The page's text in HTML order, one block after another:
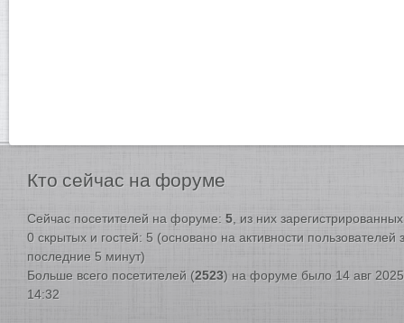
Кто сейчас на форуме
Сейчас посетителей на форуме: 5 , из них
0 скрытых и гостей: 5 (основано на активности пользователей
последние 5 минут)
Больше всего посетителей (2523) на форуме было 14 авг
14:32